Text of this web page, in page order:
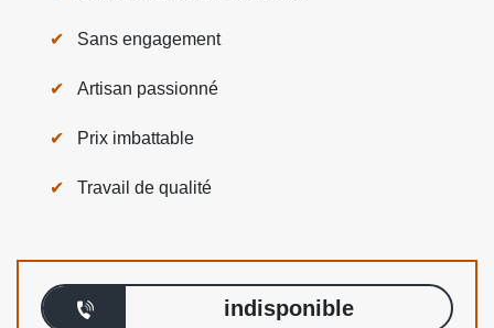
Sans engagement
Artisan passionné
Prix imbattable
Travail de qualité
indisponible